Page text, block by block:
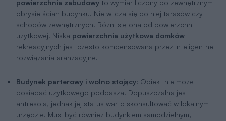
powierzchnia zabudowy to wymiar liczony po zewnętrznym
obrysie ścian budynku. Nie wlicza się do niej tarasów czy
schodów zewnętrznych. Różni się ona od powierzchni
użytkowej. Niska powierzchnia użytkowa domków
rekreacyjnych jest często kompensowana przez inteligentne
rozwiązania aranżacyjne.
Budynek parterowy i wolno stojący: Obiekt nie może
posiadać użytkowego poddasza. Dopuszczalna jest
antresola, jednak jej status warto skonsultować w lokalnym
urzędzie. Musi być również budynkiem samodzielnym,